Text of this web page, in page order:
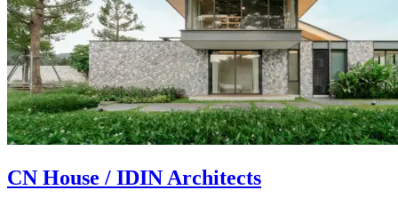
CN House / IDIN Architects